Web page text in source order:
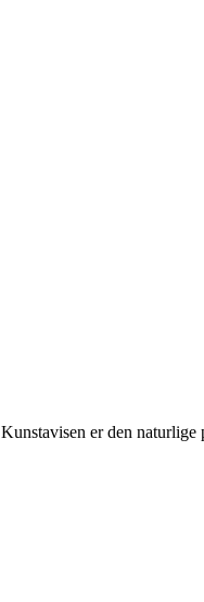
er den naturlige